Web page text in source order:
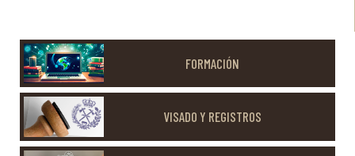
FORMACIÓN
VISADO Y REGISTROS